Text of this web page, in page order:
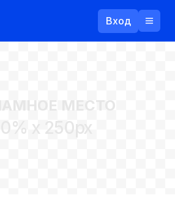
Вход
МЕСТО
x 250px